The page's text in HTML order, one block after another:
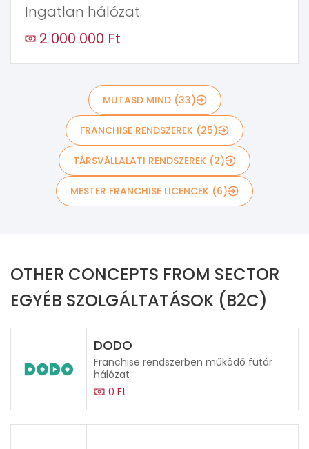
Ingatlan hálózat.
2 000 000 Ft
MUTASD MIND (33)
FRANCHISE RENDSZEREK (25)
TÁRSVÁLLALATI RENDSZEREK (2)
MESTER FRANCHISE LICENCEK (6)
OTHER CONCEPTS FROM SECTOR
EGYÉB SZOLGÁLTATÁSOK (B2C)
DODO
Franchise rendszerben működő futár
hálózat
0 Ft